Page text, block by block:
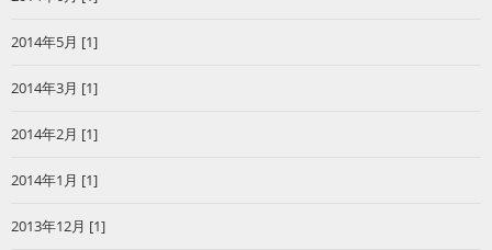
2014年5月 [1]
2014年3月 [1]
2014年2月 [1]
2014年1月 [1]
2013年12月 [1]